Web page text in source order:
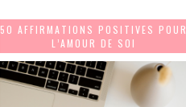
50 AFFIRMATIONS POSITIVES POUR
L’AMOUR DE SOI